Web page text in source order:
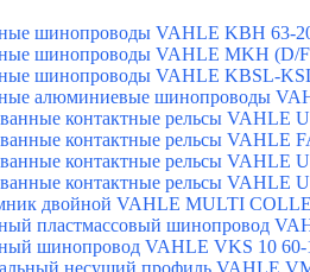
шинопроводы VAHLE KBH 63-
шинопроводы VAHLE MKH (D/
шинопроводы VAHLE KBSL-
алюминиевые шинопроводы
контактные рельсы VAHLE
контактные рельсы VAHLE
контактные рельсы VAHLE
контактные рельсы VAHLE
двойной VAHLE MULTI
пластмассовый шинопровод
шинопровод VAHLE VKS 10